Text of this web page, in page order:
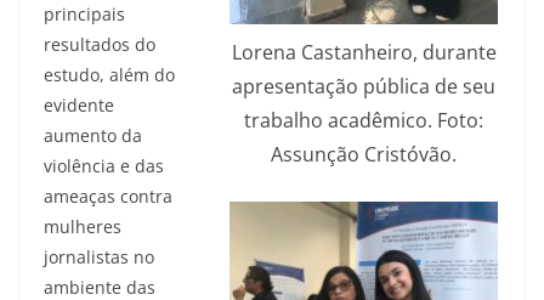
Lorena Castanheiro, durante
apresentação pública de seu
trabalho acadêmico. Foto:
Assunção Cristóvão.
principais
resultados do
estudo, além do
evidente
aumento da
violência e das
ameaças contra
mulheres
jornalistas no
ambiente das